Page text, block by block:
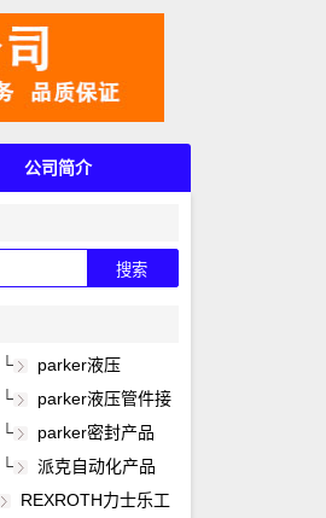
公司简介
└
parker液压
└
parker液压管件接
头└
parker密封产品
└
派克自动化产品
REXROTH力士乐工